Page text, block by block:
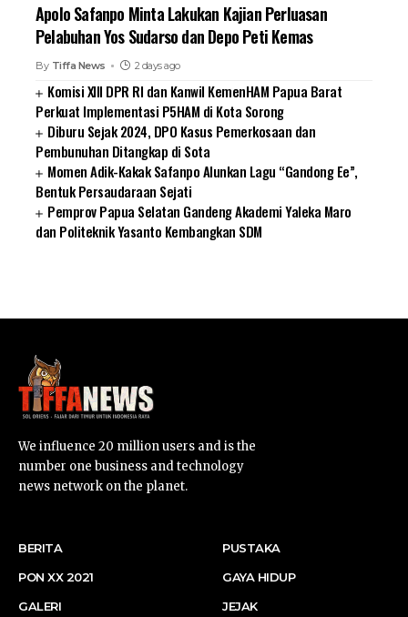
Apolo Safanpo Minta Lakukan Kajian Perluasan
Pelabuhan Yos Sudarso dan Depo Peti Kemas
By Tiffa News 2 days ago
Komisi XIII DPR RI dan Kanwil KemenHAM Papua Barat
Perkuat Implementasi P5HAM di Kota Sorong
Diburu Sejak 2024, DPO Kasus Pemerkosaan dan
Pembunuhan Ditangkap di Sota
Momen Adik-Kakak Safanpo Alunkan Lagu “Gandong Ee”,
Bentuk Persaudaraan Sejati
Pemprov Papua Selatan Gandeng Akademi Yaleka Maro
dan Politeknik Yasanto Kembangkan SDM
We influence 20 million users and is the
number one business and technology
news network on the planet.
BERITA
PON XX 2021
GALERI
PUSTAKA
GAYA HIDUP
JEJAK